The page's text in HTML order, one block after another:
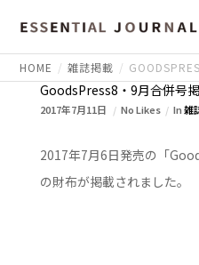
HOME 雑誌掲載
GoodsPress8・9月合併号
2017年7月11日 No Likes In雑
2017年7月6日発売の「
の財布が掲載されました。